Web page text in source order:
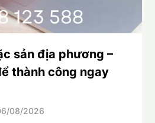
sản địa phương –
thành công ngay
08/2026